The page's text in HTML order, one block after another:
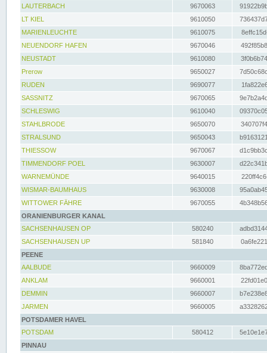
LAUTERBACH
9670063
LT KIEL
9610050
MARIENLEUCHTE
9610075
NEUENDORF HAFEN
9670046
NEUSTADT
9610080
Prerow
9650027
RUDEN
9690077
SASSNITZ
9670065
SCHLESWIG
9610040
STAHLBRODE
9650070
STRALSUND
9650043
THIESSOW
9670067
TIMMENDORF POEL
9630007
WARNEMÜNDE
9640015
WISMAR-BAUMHAUS
9630008
WITTOWER FÄHRE
9670055
ORANIENBURGER KANAL
SACHSENHAUSEN OP
580240
SACHSENHAUSEN UP
581840
PEENE
AALBUDE
9660009
ANKLAM
9660001
DEMMIN
9660007
JARMEN
9660005
POTSDAMER HAVEL
POTSDAM
580412
PINNAU